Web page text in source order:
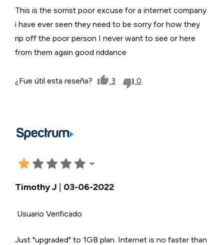
This is the sorrist poor excuse for a internet company
i have ever seen they need to be sorry for how they
rip off the poor person I never want to see or here
from them again good riddance
¿Fue útil esta reseña? 3 0
Timothy J | 03-06-2022
Usuario Verificado
Just "upgraded" to 1GB plan. Internet is no faster than